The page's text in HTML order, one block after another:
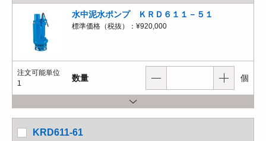
水中泥水ポンプ ＫＲＤ６１１－５１
標準価格（税抜）： ¥920,000
注文可能単位
1
数量 個
KRD611-61